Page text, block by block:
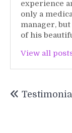
experience
only a
manager,
of his
View all